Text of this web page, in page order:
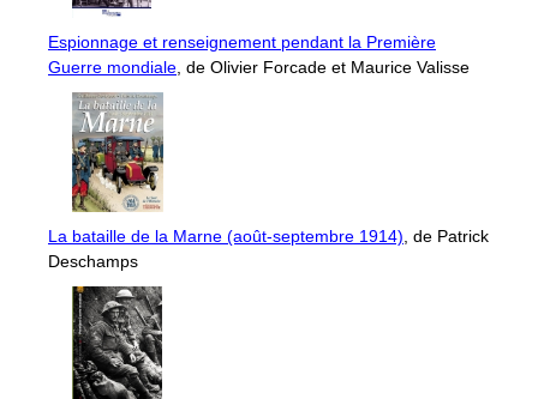
Espionnage et renseignement pendant la Première
Guerre mondiale , de Olivier Forcade et Maurice Valisse
La bataille de la Marne (août-septembre 1914) , de Patrick
Deschamps